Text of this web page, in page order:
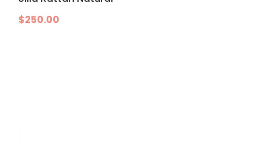
$250.00